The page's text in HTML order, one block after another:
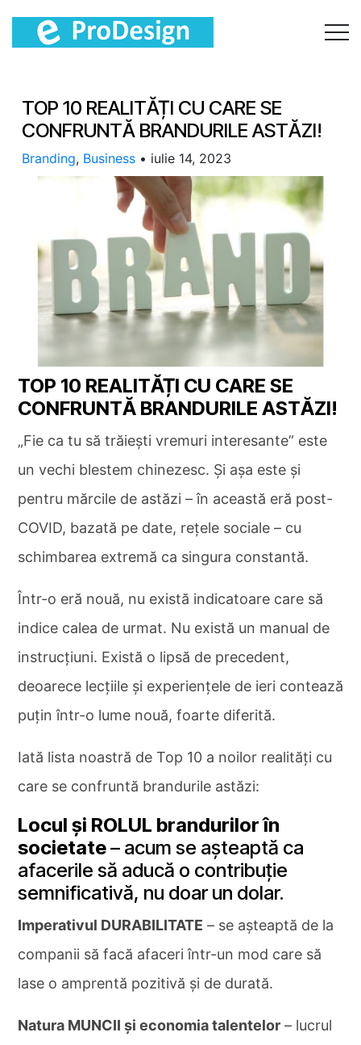
TOP 10 REALITĂȚI CU CARE SE
CONFRUNTĂ BRANDURILE ASTĂZI!
Branding, Business • iulie 14, 2023
TOP 10 REALITĂȚI CU CARE SE
CONFRUNTĂ BRANDURILE ASTĂZI!
„Fie ca tu să trăiești vremuri interesante” este
un vechi blestem chinezesc. Și așa este și
pentru mărcile de astăzi – în această eră post-
COVID, bazată pe date, rețele sociale – cu
schimbarea extremă ca singura constantă.
Într-o eră nouă, nu există indicatoare care să
indice calea de urmat. Nu există un manual de
instrucțiuni. Există o lipsă de precedent,
deoarece lecțiile și experiențele de ieri contează
puțin într-o lume nouă, foarte diferită.
Iată lista noastră de Top 10 a noilor realități cu
care se confruntă brandurile astăzi:
Locul și ROLUL brandurilor în
societate– acum se așteaptă ca
afacerile să aducă o contribuție
semnificativă, nu doar un dolar.
Imperativul DURABILITATE – se așteaptă de la
companii să facă afaceri într-un mod care să
lase o amprentă pozitivă și de durată.
Natura MUNCII și economia talentelor – lucrul